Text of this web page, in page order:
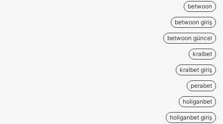
betwoon
betwoon giriş
betwoon güncel
kralbet
kralbet giriş
perabet
holiganbet
holiganbet giriş